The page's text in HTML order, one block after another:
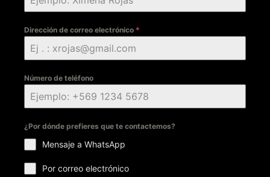
Dirección de correo electrónico *
Número de teléfono
¿Por dónde prefieres que te contactemos?
Mensaje a WhatsApp
Por correo electrónico